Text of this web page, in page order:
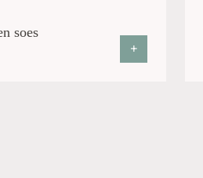
soes
+